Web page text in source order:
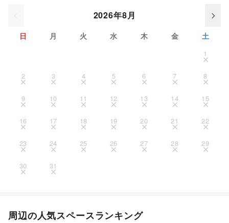
2026年8月
日 月 火 水 木 金 土
1
2 3 4 5 6 7 8
9 10 11 12 13 14 15
16 17 18 19 20 21 22
23 24 25 26 27 28 29
30 31
周辺の人気スペースランキング